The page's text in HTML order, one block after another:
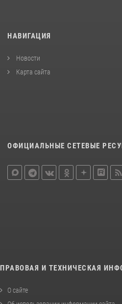
НАВИГАЦИЯ
Новости
Карта сайта
ОФИЦИАЛЬНЫЕ СЕТЕВЫЕ
ПРАВОВАЯ И ТЕХНИЧЕСКАЯ
О сайте